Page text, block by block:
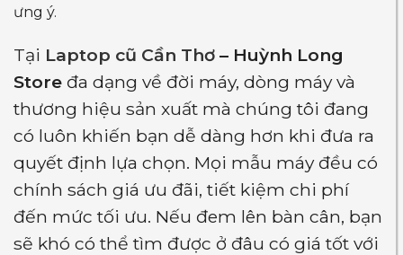
ưng ý.
Tại Laptop cũ Cần Thơ – Huỳnh Long
Store đa dạng về đời máy, dòng máy và
thương hiệu sản xuất mà chúng tôi đang
có luôn khiến bạn dễ dàng hơn khi đưa ra
quyết định lựa chọn. Mọi mẫu máy đều có
chính sách giá ưu đãi, tiết kiệm chi phí
đến mức tối ưu. Nếu đem lên bàn cân, bạn
sẽ khó có thể tìm được ở đâu có giá tốt với